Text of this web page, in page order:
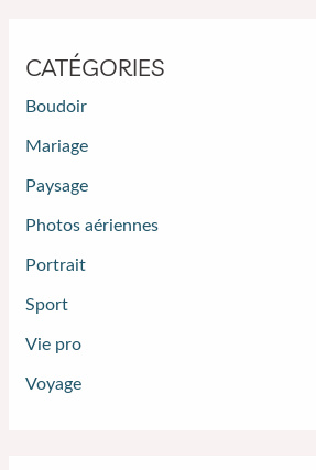
CATÉGORIES
Boudoir
Mariage
Paysage
Photos aériennes
Portrait
Sport
Vie pro
Voyage